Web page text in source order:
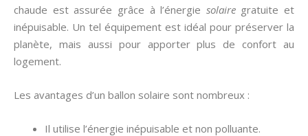
chaude est assurée grâce à l’énergie solairegratuite et
inépuisable. Un tel équipement est idéal pour préserver la
planète, mais aussi pour apporter plus de confort au
logement.
Les avantages d’un ballon solaire sont nombreux :
Il utilise l’énergie inépuisable et non polluante.